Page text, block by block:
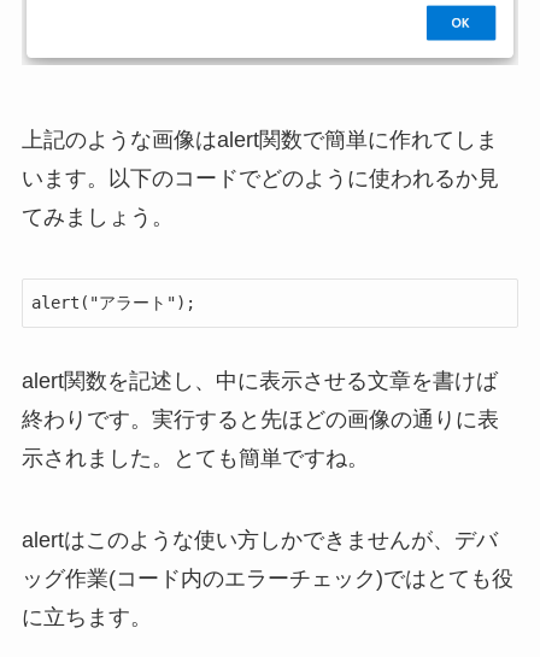
上記のような画像はalert関数で簡単に作れてしま
います。以下のコードでどのように使われるか見
てみましょう。
alert("アラート");
alert関数を記述し、中に表示させる文章を書けば
終わりです。実行すると先ほどの画像の通りに表
示されました。とても簡単ですね。
alertはこのような使い方しかできませんが、デバ
ッグ作業(コード内のエラーチェック)ではとても役
に立ちます。